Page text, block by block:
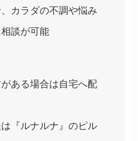
カラダの不調や悩み
談が可能
ある場合は自宅へ配
『ルナルナ』のピル